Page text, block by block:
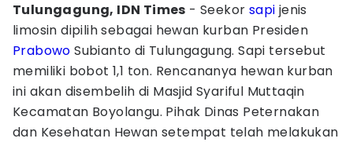
Tulungagung, IDN Times - Seekor sapi jenis
limosin dipilih sebagai hewan kurban Presiden
Prabowo Subianto di Tulungagung. Sapi tersebut
memiliki bobot 1,1 ton. Rencananya hewan kurban
ini akan disembelih di Masjid Syariful Muttaqin
Kecamatan Boyolangu. Pihak Dinas Peternakan
dan Kesehatan Hewan setempat telah melakukan